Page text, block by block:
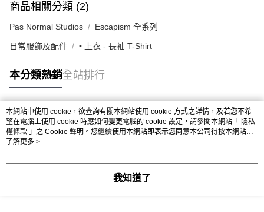
商品相關分類 (2)
Pas Normal Studios Escapism 全系列
日常服飾及配件 • 上衣 - 長袖 T-Shirt
本分類熱銷全站排行
熱門標籤
本網站中使用 cookie，欲查詢有關本網站使用 cookie 方式之詳情，及若您不希
望在電腦上使用 cookie 時應如何變更電腦的 cookie 設定，請參閱本網站「 隱私
權條款 」之 Cookie 聲明。您繼續使用本網站即表示您同意本公司得按本網站使
用條款之 Cookie 聲明使用 cookie。
了解更多 >
我知道了